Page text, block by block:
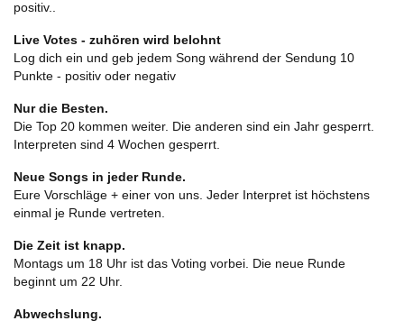
positiv..
Live Votes - zuhören wird belohnt
Log dich ein und geb jedem Song während der Sendung 10
Punkte - positiv oder negativ
Nur die Besten.
Die Top 20 kommen weiter. Die anderen sind ein Jahr gesperrt.
Interpreten sind 4 Wochen gesperrt.
Neue Songs in jeder Runde.
Eure Vorschläge + einer von uns. Jeder Interpret ist höchstens
einmal je Runde vertreten.
Die Zeit ist knapp.
Montags um 18 Uhr ist das Voting vorbei. Die neue Runde
beginnt um 22 Uhr.
Abwechslung.